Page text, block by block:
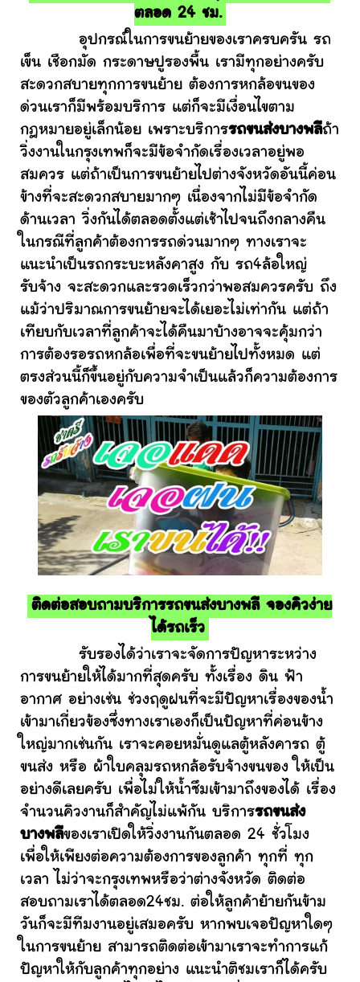
ตลอด 24 ชม.
อุปกรณ์ในการขนย้ายของเราครบครัน รถ
เข็น เชือกมัด กระดาษปูรองพื้น เรามีทุกอย่างครับ
สะดวกสบายทุกการขนย้าย ต้องการหกล้อขนของ
ด่วนเราก็มีพร้อมบริการ แต่ก็จะมีเงื่อนไขตาม
กฎหมายอยู่เล็กน้อย เพราะบริการรถขนส่งบางพลีถ้า
วิ่งงานในกรุงเทพก็จะมีข้อจำกัดเรื่องเวลาอยู่พอ
สมควร แต่ถ้าเป็นการขนย้ายไปต่างจังหวัดอันนี้ค่อน
ข้างที่จะสะดวกสบายมากๆ เนื่องจากไม่มีข้อจำกัด
ด้านเวลา วิ่งกันได้ตลอดตั้งแต่เช้าไปจนถึงกลางคืน
ในกรณีที่ลูกค้าต้องการรถด่วนมากๆ ทางเราจะ
แนะนำเป็นรถกระบะหลังคาสูง กับ รถ4ล้อใหญ่
รับจ้าง จะสะดวกและรวดเร็วกว่าพอสมควรครับ ถึง
แม้ว่าปริมาณการขนย้ายจะได้เยอะไม่เท่ากัน แต่ถ้า
เทียบกับเวลาที่ลูกค้าจะได้คืนมาบ้างอาจจะคุ้มกว่า
การต้องรอรถหกล้อเพื่อที่จะขนย้ายไปทั้งหมด แต่
ตรงส่วนนี้ก็ขึ้นอยู่กับความจำเป็นแล้วก็ความต้องการ
ของตัวลูกค้าเองครับ
ติดต่อสอบถามบริการรถขนส่งบางพลี จองคิวง่าย
ได้รถเร็ว
รับรองได้ว่าเราจะจัดการปัญหาระหว่าง
การขนย้ายให้ได้มากที่สุดครับ ทั้งเรื่อง ดิน ฟ้า
อากาศ อย่างเช่น ช่วงฤดูฝนที่จะมีปัญหาเรื่องของน้ำ
เข้ามาเกี่ยวข้องซึ่งทางเราเองก็เป็นปัญหาที่ค่อนข้าง
ใหญ่มากเช่นกัน เราจะคอยหมั่นดูแลตู้หลังคารถ ตู้
ขนส่ง หรือ ผ้าใบคลุมรถหกล้อรับจ้างขนของ ให้เป็น
อย่างดีเลยครับ เพื่อไม่ให้น้ำซึมเข้ามาถึงของได้ เรื่อง
จำนวนคิวงานก็สำคัญไม่แพ้กัน บริการรถขนส่ง
บางพลีของเราเปิดให้วิ่งงานกันตลอด 24 ชั่วโมง
เพื่อให้เพียงต่อความต้องการของลูกค้า ทุกที่ ทุก
เวลา ไม่ว่าจะกรุงเทพหรือว่าต่างจังหวัด ติดต่อ
สอบถามเราได้ตลอด24ชม. ต่อให้ลูกค้าย้ายกันข้าม
วันก็จะมีทีมงานอยู่เสมอครับ หากพบเจอปัญหาใดๆ
ในการขนย้าย สามารถติดต่อเข้ามาเราจะทำการแก้
ปัญหาให้กับลูกค้าทุกอย่าง แนะนำติชมเราก็ได้ครับ